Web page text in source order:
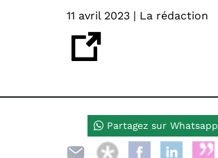
11 avril 2023 | La rédaction
Partagez sur Whatsapp